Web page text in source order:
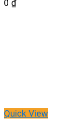
0 ₫
Quick View